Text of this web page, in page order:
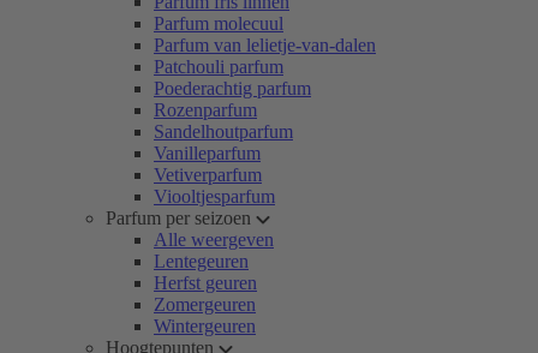
Parfum molecuul
Parfum van lelietje-van-dalen
Patchouli parfum
Poederachtig parfum
Rozenparfum
Sandelhoutparfum
Vanilleparfum
Vetiverparfum
Viooltjesparfum
Parfum per seizoen
Alle weergeven
Lentegeuren
Herfst geuren
Zomergeuren
Wintergeuren
Hoogtepunten